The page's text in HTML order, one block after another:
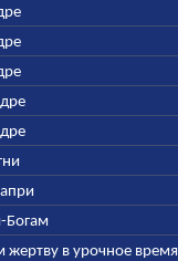
Богам
в урочное время